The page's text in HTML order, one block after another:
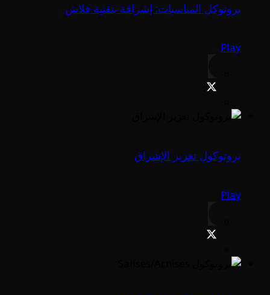
بروتوكل المناسبات: إشراقة بتقنية فلاش
Play
بروتوكول تعزيز الإشراق
Play